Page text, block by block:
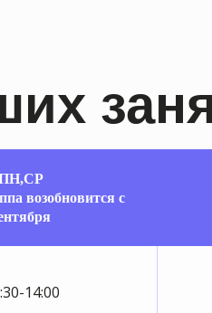
возобновится с
14:00